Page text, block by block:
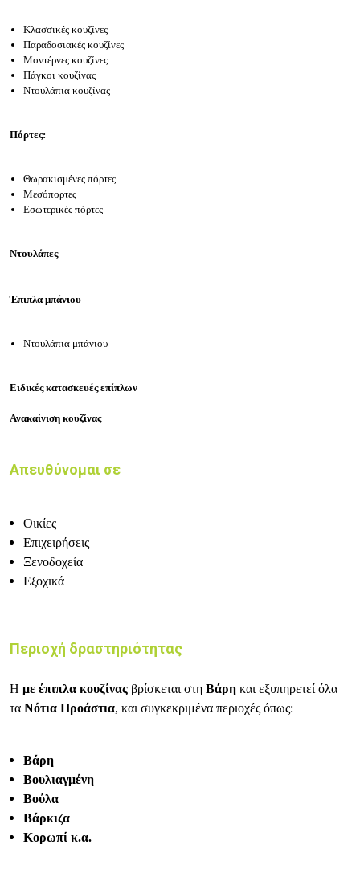
Κλασσικές κουζίνες
Παραδοσιακές κουζίνες
Μοντέρνες κουζίνες
Πάγκοι κουζίνας
Ντουλάπια κουζίνας
Πόρτες:
Θωρακισμένες πόρτες
Μεσόπορτες
Εσωτερικές πόρτες
Ντουλάπες
Έπιπλα μπάνιου
Ντουλάπια μπάνιου
Ειδικές κατασκευές επίπλων
Ανακαίνιση κουζίνας
Απευθύνομαι σε
Οικίες
Επιχειρήσεις
Ξενοδοχεία
Εξοχικά
Περιοχή δραστηριότητας
Η με έπιπλα κουζίνας βρίσκεται στη Βάρη και εξυπηρετεί όλα
τα Νότια Προάστια, και συγκεκριμένα περιοχές όπως:
Βάρη
Βουλιαγμένη
Βούλα
Βάρκιζα
Κορωπί κ.α.